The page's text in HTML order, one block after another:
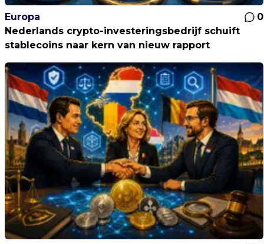
Europa
0
Nederlands crypto-investeringsbedrijf schuift
stablecoins naar kern van nieuw rapport